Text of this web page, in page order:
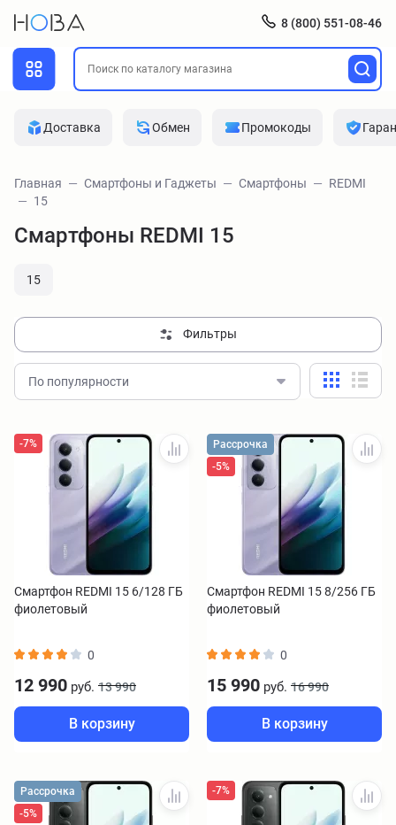
8 (800) 551-08-46
Доставка Обмен Промокоды
Главная Смартфоны и Гаджеты Смартфоны
REDMI
15
Смартфоны REDMI 15
15
Фильтры
По популярности
-7%
Смартфон REDMI 15 6/128 ГБ
фиолетовый
0
12 990 руб. 13 990
В корзину
Рассрочка
-5%
Смартфон REDMI 15 8/256 ГБ
фиолетовый
0
15 990 руб. 16 990
В корзину
Рассрочка
-5%
-7%